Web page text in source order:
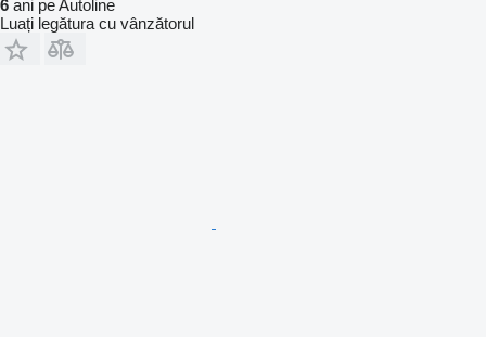
6 ani pe Autoline
Luați legătura cu vânzătorul